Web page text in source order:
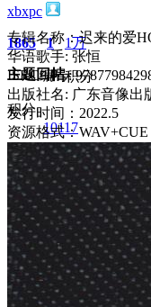
xbxpc
1865
主题
1
回帖
1万
积分
积分
10117
2025-2-24 21:26:21 / 显
27210
专辑名称：迟来的爱
华语歌手: 张恒
ISRC编号:
出版社名: 广东音像出
发行时间：2022.5
资源格式：WAV+CUE